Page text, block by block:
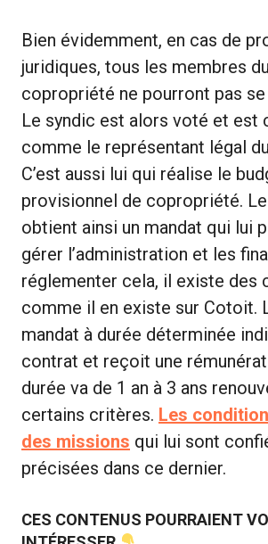
Bien évidemment, en cas de
juridiques, tous les membres
copropriété ne pourront pas
Le syndic est alors voté et est
comme le représentant légal
C’est aussi lui qui réalise le
provisionnel de copropriété.
obtient ainsi un mandat qui lui
gérer l’administration et les
réglementer cela, il existe des
comme il en existe sur Cotoit.
mandat à durée déterminée
contrat et reçoit une
durée va de 1 an à 3 ans
certains critères. Les
des missions qui lui sont
précisées dans ce dernier.
CES CONTENUS POURRAIENT